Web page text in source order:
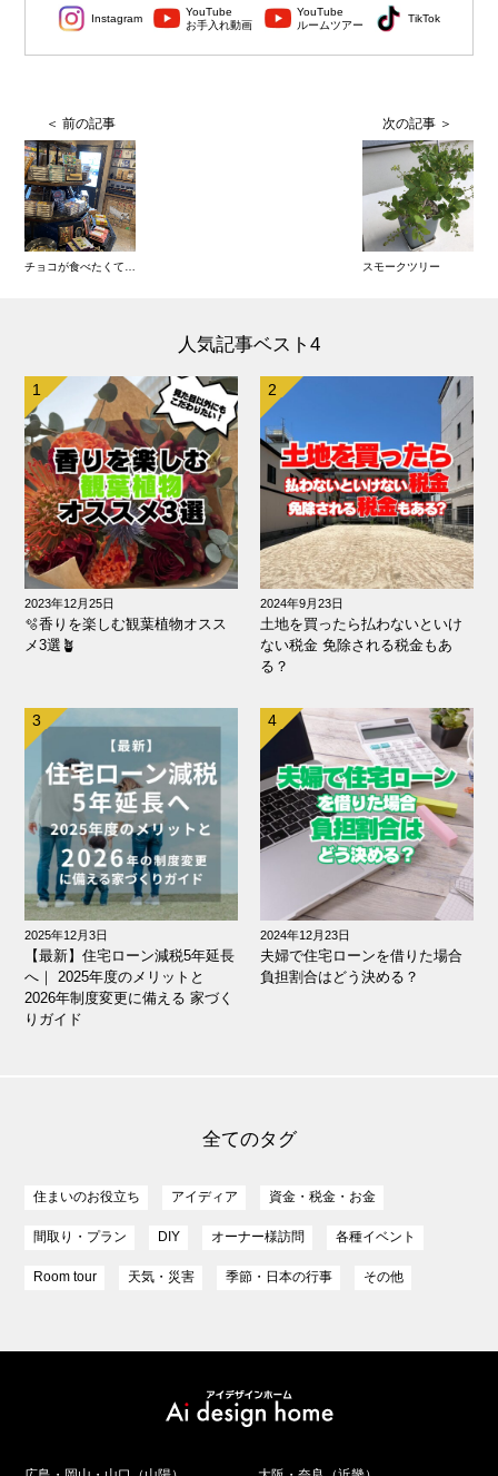
Instagram
YouTube
お手入れ動画
YouTube
ルームツアー
TikTok
チョコが食べたくて… スモークツリー
人気記事ベスト4
2023年12月25日
🫧香りを楽しむ観葉植物オスス
メ3選🪴
2024年9月23日
土地を買ったら払わないといけ
ない税金 免除される税金もあ
る？
2025年12月3日
【最新】住宅ローン減税5年延長
へ｜ 2025年度のメリットと
2026年制度変更に備える 家づく
りガイド
2024年12月23日
夫婦で住宅ローンを借りた場合
負担割合はどう決める？
全てのタグ
住まいのお役立ち アイディア 資金・税金・お金
間取り・プラン DIY オーナー様訪問 各種イベント
Room tour 天気・災害 季節・日本の行事 その他